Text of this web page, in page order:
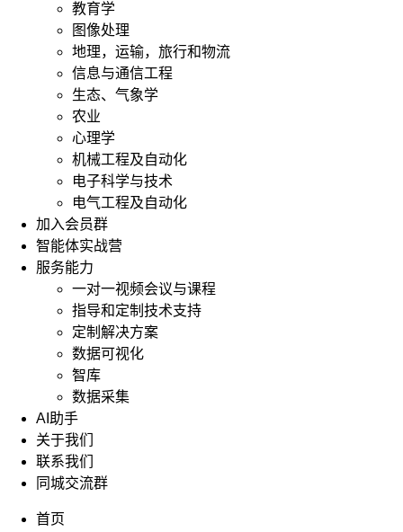
教育学
图像处理
地理，运输，旅行和物流
信息与通信工程
生态、气象学
农业
心理学
机械工程及自动化
电子科学与技术
电气工程及自动化
加入会员群
智能体实战营
服务能力
一对一视频会议与课程
指导和定制技术支持
定制解决方案
数据可视化
智库
数据采集
AI助手
关于我们
联系我们
同城交流群
首页